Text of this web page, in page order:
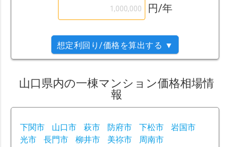
円/年
想定利回り/価格を算出する ▼
山口県内の一棟マンション価格相場情
報
下関市 山口市 萩市 防府市 下松市
岩国市
光市
長門市 柳井市 美祢市
周南市